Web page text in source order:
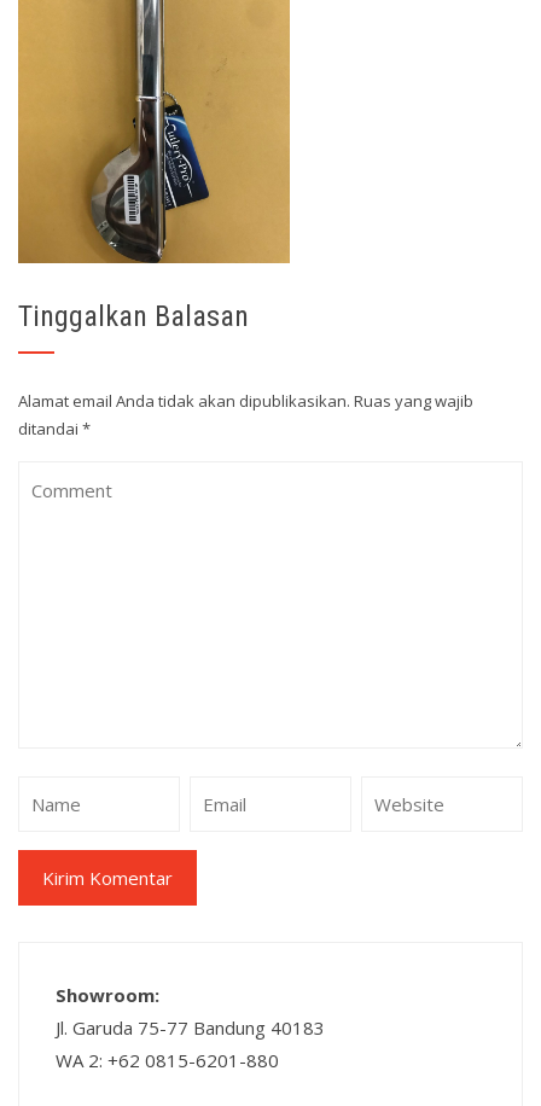
Tinggalkan Balasan
Alamat email Anda tidak akan dipublikasikan. Ruas yang wajib
ditandai *
Showroom:
Jl. Garuda 75-77 Bandung 40183
WA 2: +62 0815-6201-880